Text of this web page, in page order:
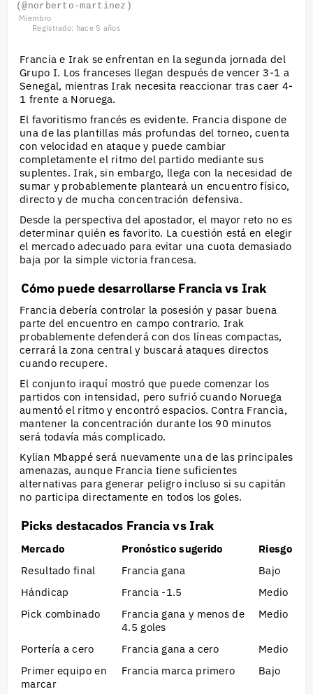
(@norberto-martinez)
Miembro
Registrado: hace 5 años
Francia e Irak se enfrentan en la segunda jornada del
Grupo I. Los franceses llegan después de vencer 3-1 a
Senegal, mientras Irak necesita reaccionar tras caer 4-
1 frente a Noruega.
El favoritismo francés es evidente. Francia dispone de
una de las plantillas más profundas del torneo, cuenta
con velocidad en ataque y puede cambiar
completamente el ritmo del partido mediante sus
suplentes. Irak, sin embargo, llega con la necesidad de
sumar y probablemente planteará un encuentro físico,
directo y de mucha concentración defensiva.
Desde la perspectiva del apostador, el mayor reto no es
determinar quién es favorito. La cuestión está en elegir
el mercado adecuado para evitar una cuota demasiado
baja por la simple victoria francesa.
Cómo puede desarrollarse Francia vs Irak
Francia debería controlar la posesión y pasar buena
parte del encuentro en campo contrario. Irak
probablemente defenderá con dos líneas compactas,
cerrará la zona central y buscará ataques directos
cuando recupere.
El conjunto iraquí mostró que puede comenzar los
partidos con intensidad, pero sufrió cuando Noruega
aumentó el ritmo y encontró espacios. Contra Francia,
mantener la concentración durante los 90 minutos
será todavía más complicado.
Kylian Mbappé será nuevamente una de las principales
amenazas, aunque Francia tiene suficientes
alternativas para generar peligro incluso si su capitán
no participa directamente en todos los goles.
Picks destacados Francia vs Irak
Mercado Pronóstico sugerido
Riesgo
Resultado final
Francia gana
Bajo
Hándicap
Francia -1.5
Medio
Pick combinado
Francia gana y menos de
4.5 goles
Medio
Portería a cero Francia gana a cero
Medio
Primer equipo en
marcar
Francia marca primero Bajo